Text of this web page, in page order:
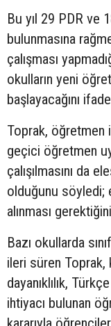
Bu yıl 29 PDR ve
bulunmasına
çalışması
okulların yeni
başlayacağını
Toprak, öğretmen
geçici öğretmen
çalışılmasını da
olduğunu söyledi;
alınması
Bazı okullarda
ileri süren Toprak,
dayanıklılık,
ihtiyacı bulunan